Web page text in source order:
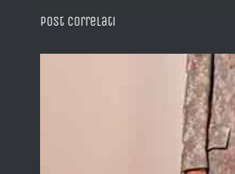
Post correlati